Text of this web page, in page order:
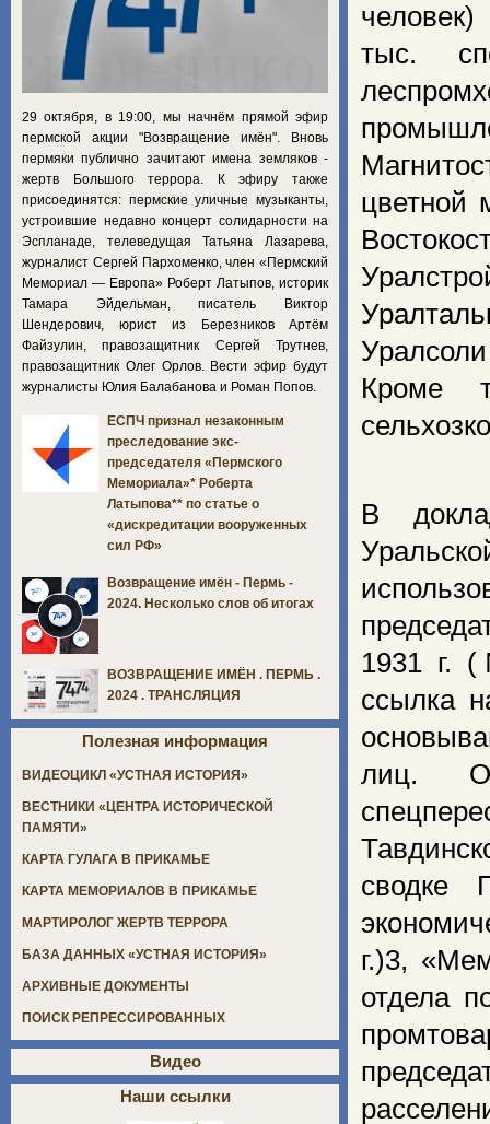
тыс.
цветной
Кроме
В
1931 г.
ссылка
лиц.
сводке
г.)3,
отдела
29 октября, в 19:00, мы начнём прямой эфир
пермской акции "Возвращение имён". Вновь
пермяки публично зачитают имена земляков -
жертв Большого террора. К эфиру также
присоединятся: пермские уличные музыканты,
устроившие недавно концерт солидарности на
Эспланаде, телеведущая Татьяна Лазарева,
журналист Сергей Пархоменко, член «Пермский
Мемориал — Европа» Роберт Латыпов, историк
Тамара Эйдельман, писатель Виктор
Шендерович, юрист из Березников Артём
Файзулин, правозащитник Сергей Трутнев,
правозащитник Олег Орлов. Вести эфир будут
журналисты Юлия Балабанова и Роман Попов.
ЕСПЧ признал незаконным
преследование экс-
председателя «Пермского
Мемориала»* Роберта
Латыпова** по статье о
«дискредитации вооруженных
сил РФ»
Возвращение имён - Пермь -
2024. Несколько слов об итогах
ВОЗВРАЩЕНИЕ ИМЁН . ПЕРМЬ .
2024 . ТРАНСЛЯЦИЯ
Полезная информация
ВИДЕОЦИКЛ «УСТНАЯ ИСТОРИЯ»
ВЕСТНИКИ «ЦЕНТРА ИСТОРИЧЕСКОЙ
ПАМЯТИ»
КАРТА ГУЛАГА В ПРИКАМЬЕ
КАРТА МЕМОРИАЛОВ В ПРИКАМЬЕ
МАРТИРОЛОГ ЖЕРТВ ТЕРРОРА
БАЗА ДАННЫХ «УСТНАЯ ИСТОРИЯ»
АРХИВНЫЕ ДОКУМЕНТЫ
ПОИСК РЕПРЕССИРОВАННЫХ
Видео
Наши ссылки